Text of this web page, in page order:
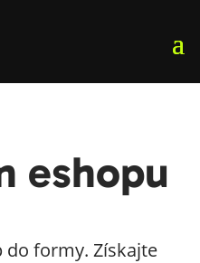
eshopu
do formy. Získajte